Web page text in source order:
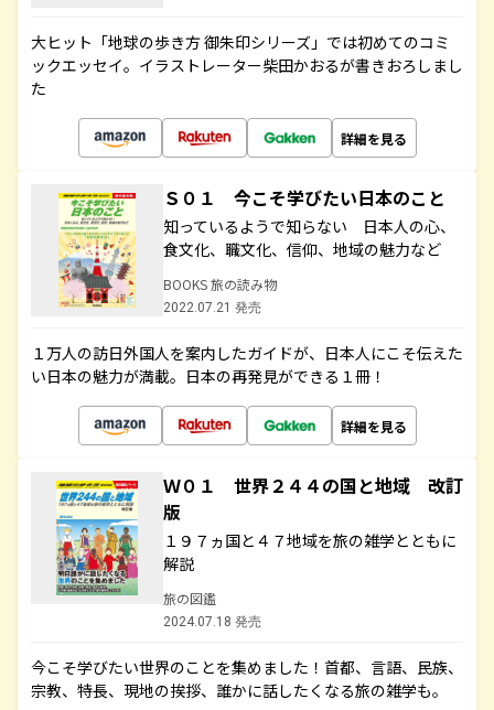
大ヒット「地球の歩き方 御朱印シリーズ」では初めてのコミ
ックエッセイ。イラストレーター柴田かおるが書きおろしまし
た
詳細を見る
Ｓ０１ 今こそ学びたい日本のこと
知っているようで知らない 日本人の心、
食文化、職文化、信仰、地域の魅力など
BOOKS 旅の読み物
2022.07.21 発売
１万人の訪日外国人を案内したガイドが、日本人にこそ伝えた
い日本の魅力が満載。日本の再発見ができる１冊！
詳細を見る
Ｗ０１ 世界２４４の国と地域 改訂
版
１９７ヵ国と４７地域を旅の雑学とともに
解説
旅の図鑑
2024.07.18 発売
今こそ学びたい世界のことを集めました！首都、言語、民族、
宗教、特長、現地の挨拶、誰かに話したくなる旅の雑学も。